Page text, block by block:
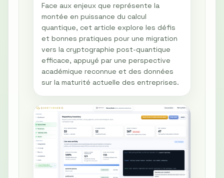
Face aux enjeux que représente la
montée en puissance du calcul
quantique, cet article explore les défis
et bonnes pratiques pour une migration
vers la cryptographie post-quantique
efficace, appuyé par une perspective
académique reconnue et des données
sur la maturité actuelle des entreprises.